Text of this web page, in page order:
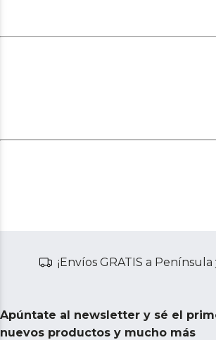
¡Envíos GRATIS a Península
Apúntate al newsletter y sé el
nuevos productos y mucho más